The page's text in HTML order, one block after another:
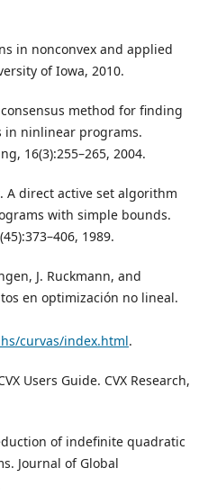
in nonconvex and applied
of Iowa, 2010.
method for finding
in ninlinear programs.
16(3):255–265, 2004.
A direct active set algorithm
with simple bounds.
1989.
J. Ruckmann, and
en optimización no lineal.
curvas/index.html.
Users Guide. CVX Research,
of indefinite quadratic
Journal of Global